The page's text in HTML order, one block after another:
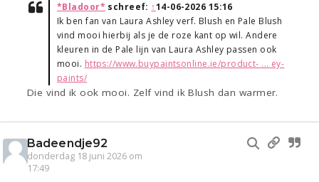
*Bladoor* schreef: ↑14-06-2026 15:16
Ik ben fan van Laura Ashley verf. Blush en Pale Blush
vind mooi hierbij als je de roze kant op wil. Andere
kleuren in de Pale lijn van Laura Ashley passen ook
mooi. https://www.buypaintsonline.ie/product- ... ey-
paints/
Die vind ik ook mooi. Zelf vind ik Blush dan warmer.
Badeendje92
donderdag 18 juni 2026 om
17:49